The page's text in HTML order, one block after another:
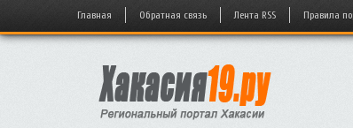
Главная Обратная связь Лента RSS Правила